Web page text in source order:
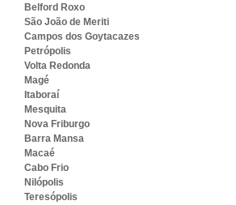
Belford Roxo
São João de Meriti
Campos dos Goytacazes
Petrópolis
Volta Redonda
Magé
Itaboraí
Mesquita
Nova Friburgo
Barra Mansa
Macaé
Cabo Frio
Nilópolis
Teresópolis